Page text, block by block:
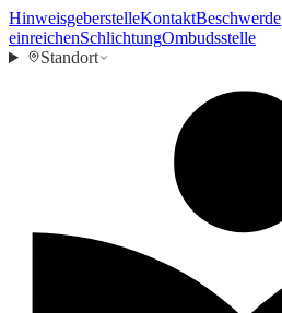
HinweisgeberstelleKontaktBeschwerde
einreichenSchlichtungOmbudsstelle
Standort